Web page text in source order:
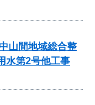
山間地域総合整
水第2号他工事